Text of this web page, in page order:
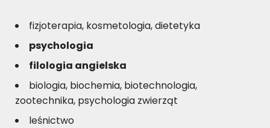
fizjoterapia, kosmetologia, dietetyka
psychologia
filologia angielska
biologia, biochemia, biotechnologia,
zootechnika, psychologia zwierząt
leśnictwo